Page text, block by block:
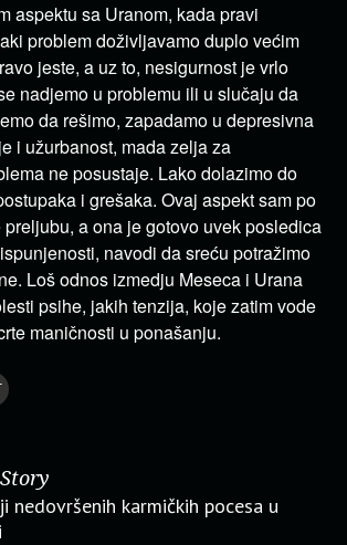
aspektu sa Uranom, kada pravi
problem doživljavamo duplo većim
jeste, a uz to, nesigurnost je vrlo
nadjemo u problemu ili u slučaju da
da rešimo, zapadamo u depresivna
i užurbanost, mada zelja za
ne posustaje. Lako dolazimo do
i grešaka. Ovaj aspekt sam po
a ona je gotovo uvek posledica
navodi da sreću potražimo
Loš odnos izmedju Meseca i Urana
psihe, jakih tenzija, koje zatim vode
maničnosti u ponašanju.
nedovršenih karmičkih pocesa u